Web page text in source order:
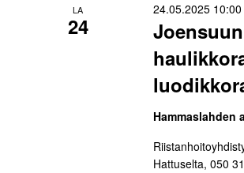
LA
24
24.05.2025 10:00
Hammaslahden
Hattuselta, 050